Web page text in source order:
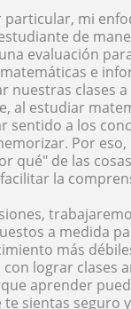
particular, mi
de
evaluación
e
nuestras clases
al estudiar
sentido a los
Por
qué" de las
la
a medida
más
lograr clases
aprender
sientas seguro